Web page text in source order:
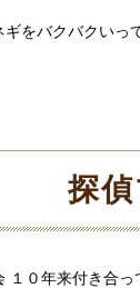
ギをバクバクいっ
探
１０年来付き合